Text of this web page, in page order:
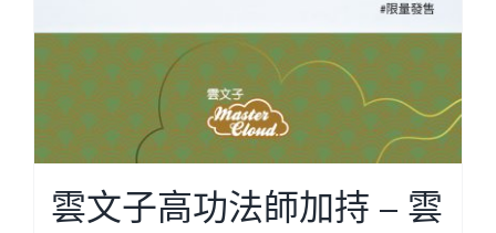
雲文子高功法師加持 – 雲